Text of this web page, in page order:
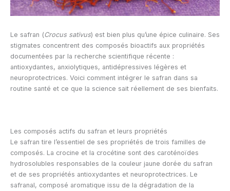
Le safran (Crocus sativus) est bien plus qu’une épice culinaire. Ses
stigmates concentrent des composés bioactifs aux propriétés
documentées par la recherche scientifique récente :
antioxydantes, anxiolytiques, antidépressives légères et
neuroprotectrices. Voici comment intégrer le safran dans sa
routine santé et ce que la science sait réellement de ses bienfaits.
Les composés actifs du safran et leurs propriétés
Le safran tire l’essentiel de ses propriétés de trois familles de
composés. La crocine et la crocétine sont des caroténoïdes
hydrosolubles responsables de la couleur jaune dorée du safran
et de ses propriétés antioxydantes et neuroprotectrices. Le
safranal, composé aromatique issu de la dégradation de la